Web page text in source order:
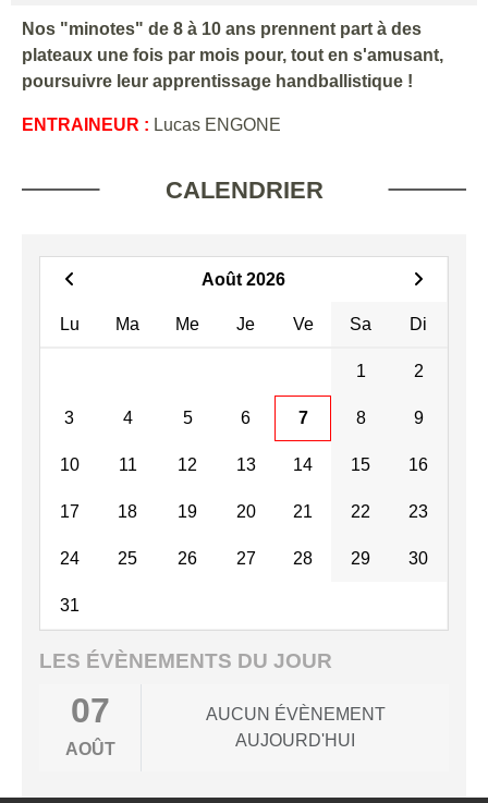
Nos "minotes" de 8 à 10 ans prennent part à des
plateaux une fois par mois pour, tout en s'amusant,
poursuivre leur apprentissage handballistique !
ENTRAINEUR : Lucas ENGONE
CALENDRIER
Août 2026
Lu Ma Me Je Ve Sa Di
1 2
3 4 5 6 7 8 9
10 11 12 13 14 15 16
17 18 19 20 21 22 23
24 25 26 27 28 29 30
31
LES ÉVÈNEMENTS DU JOUR
07
AOÛT
AUCUN ÉVÈNEMENT
AUJOURD'HUI